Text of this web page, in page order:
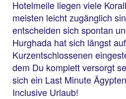
Hotelmeile liegen viele
meisten leicht zugänglich
entscheiden sich spontan
Hurghada hat sich längst
Kurzentschlossenen
dem Du komplett versorgt
sich ein Last Minute
Inclusive Urlaub!